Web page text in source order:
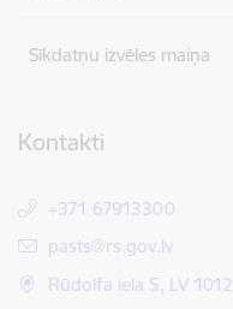
Sīkdatņu izvēles maiņa
Kontakti
+371 67913300
E-pasts:
pasts@rs.gov.lv
Rūdolfa iela 5, LV 1012